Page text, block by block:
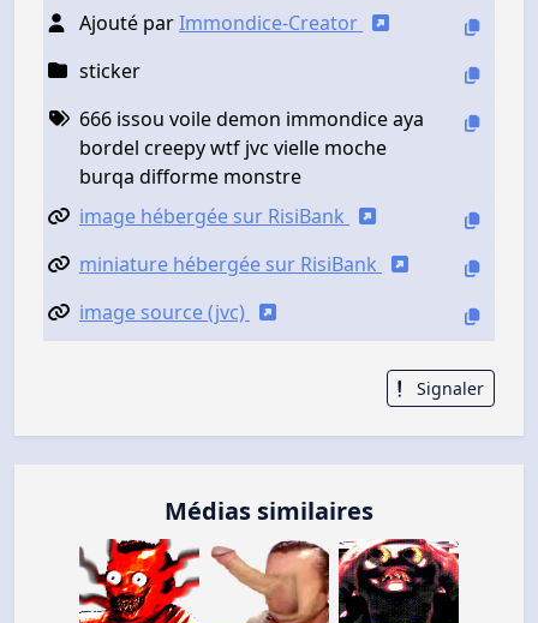
Ajouté parImmondice-Creator
sticker
666 issou voile demon immondice aya
bordel creepy wtf jvc vielle moche
burqa difforme monstre
image hébergée sur RisiBank
miniature hébergée sur RisiBank
image source (jvc)
Signaler
Médias similaires